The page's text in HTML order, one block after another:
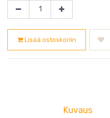
Lisää ostoskoriin
Kuvaus